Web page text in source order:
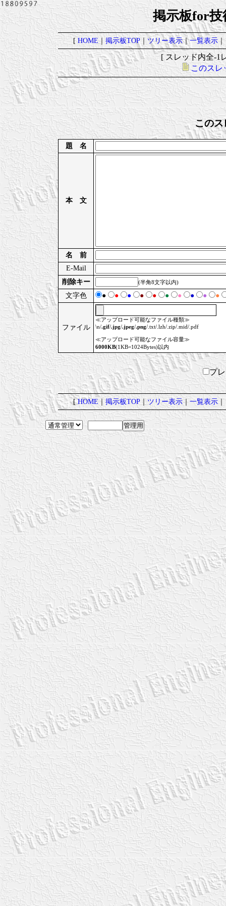
掲示板for技
[HOME｜掲示板TOP｜ツリー表示｜一覧表示｜
[ スレッド内全-
このスレ
このス
題 名
本 文
名 前
E-Mail
削除キー
(半角8文字以内)
文字色 ● ● ● ● ● ● ● ● ● ●
ファイル
≪アップロード可能なファイル種類≫
\n/.gif/.jpg/.jpeg/.png/.txt/.lzh/.zip/.mid/.pdf
≪アップロード可能なファイル容量≫
6000KB(1KB=1024Bytes)以内
プ
[HOME｜掲示板TOP｜ツリー表示｜一覧表示｜